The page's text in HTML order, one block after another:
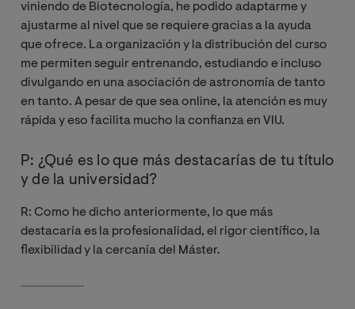
viniendo de Biotecnología, he podido adaptarme y
ajustarme al nivel que se requiere gracias a la ayuda
que ofrece. La organización y la distribución del curso
me permiten seguir entrenando, estudiando e incluso
divulgando en una asociación de astronomía de tanto
en tanto. A pesar de que sea online, la atención es muy
rápida y eso facilita mucho la confianza en VIU.
P: ¿Qué es lo que más destacarías de tu título
y de la universidad?
R: Como he dicho anteriormente, lo que más
destacaría es la profesionalidad, el rigor científico, la
flexibilidad y la cercanía del Máster.